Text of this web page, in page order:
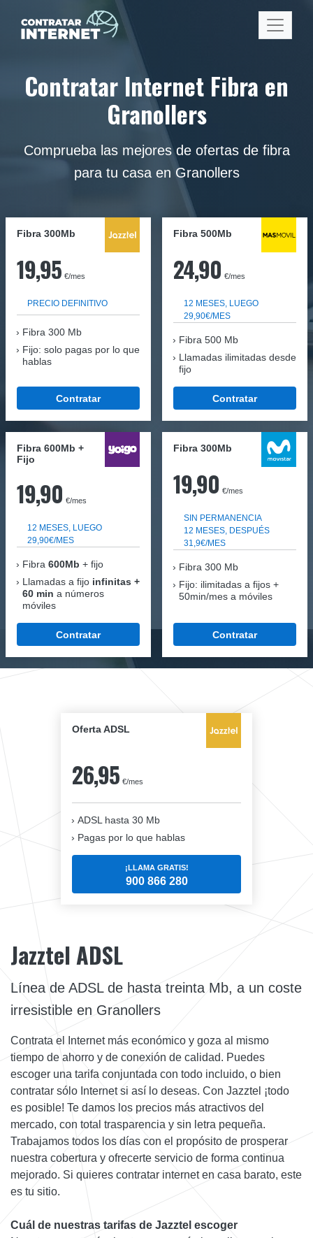
Contratar Internet Fibra en
Granollers
Comprueba las mejores de ofertas de fibra
para tu casa en Granollers
Fibra 300Mb
19,95 €/mes
PRECIO DEFINITIVO
Fibra 300 Mb
Fijo: solo pagas por lo que
hablas
Contratar
Fibra 500Mb
24,90 €/mes
12 MESES, LUEGO
29,90€/MES
Fibra 500 Mb
Llamadas ilimitadas desde
fijo
Contratar
Fibra 600Mb +
Fijo
19,90 €/mes
12 MESES, LUEGO
29,90€/MES
Fibra 600Mb + fijo
Llamadas a fijo infinitas +
60 min a números
móviles
Contratar
Fibra 300Mb
19,90 €/mes
SIN PERMANENCIA
12 MESES, DESPUÉS
31,9€/MES
Fibra 300 Mb
Fijo: ilimitadas a fijos +
50min/mes a móviles
Contratar
Oferta ADSL
26,95 €/mes
ADSL hasta 30 Mb
Pagas por lo que hablas
¡LLAMA GRATIS!
900 866 280
Jazztel ADSL
Línea de ADSL de hasta treinta Mb, a un coste
irresistible en Granollers
Contrata el Internet más económico y goza al mismo
tiempo de ahorro y de conexión de calidad. Puedes
escoger una tarifa conjuntada con todo incluido, o bien
contratar sólo Internet si así lo deseas. Con Jazztel ¡todo
es posible! Te damos los precios más atractivos del
mercado, con total trasparencia y sin letra pequeña.
Trabajamos todos los días con el propósito de prosperar
nuestra cobertura y ofrecerte servicio de forma continua
mejorado. Si quieres contratar internet en casa barato, este
es tu sitio.
Cuál de nuestras tarifas de Jazztel escoger